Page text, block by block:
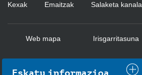
Eskatu informazioa
Kexak
Emaitzak Salaketa kanala
Web mapa Irisgarritasuna